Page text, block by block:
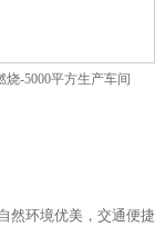
烧-5000平方生产车间
然环境优美，交通便捷